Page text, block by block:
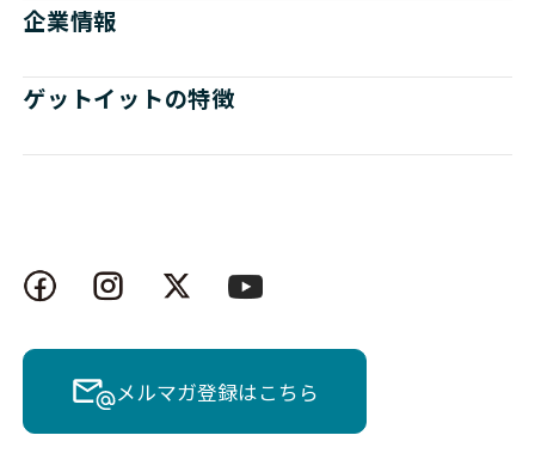
企業情報
ゲットイットの特徴
メルマガ登録はこちら